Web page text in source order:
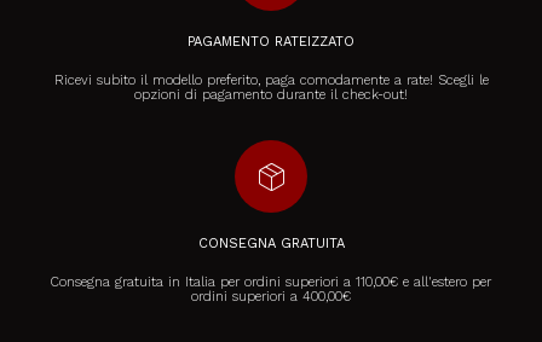
PAGAMENTO RATEIZZATO
Ricevi subito il modello preferito, paga comodamente a rate! Scegli le
opzioni di pagamento durante il check-out!
package_2
CONSEGNA GRATUITA
Consegna gratuita in Italia per ordini superiori a 110,00€ e all'estero per
ordini superiori a 400,00€